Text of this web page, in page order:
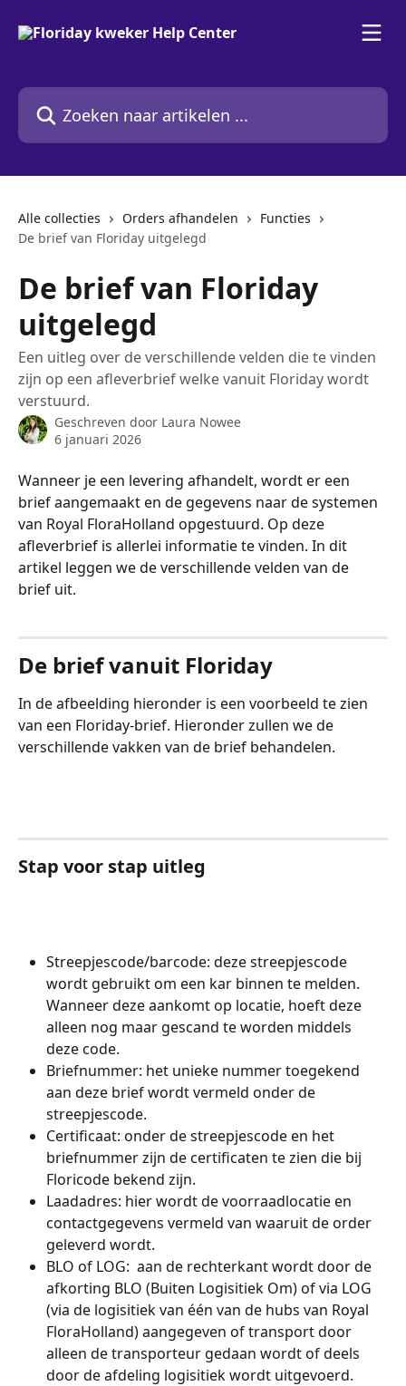
Zoeken naar artikelen ...
Alle collecties Orders afhandelen
Functies
De brief van Floriday uitgelegd
De brief van Floriday
uitgelegd
Een uitleg over de verschillende velden die te vinden
zijn op een afleverbrief welke vanuit Floriday wordt
verstuurd.
Geschreven door Laura Nowee
6 januari 2026
Wanneer je een levering afhandelt, wordt er een
brief aangemaakt en de gegevens naar de systemen
van Royal FloraHolland opgestuurd. Op deze
afleverbrief is allerlei informatie te vinden. In dit
artikel leggen we de verschillende velden van de
brief uit.
De brief vanuit Floriday
In de afbeelding hieronder is een voorbeeld te zien
van een Floriday-brief. Hieronder zullen we de
verschillende vakken van de brief behandelen.
Stap voor stap uitleg
Streepjescode/barcode: deze streepjescode
wordt gebruikt om een kar binnen te melden.
Wanneer deze aankomt op locatie, hoeft deze
alleen nog maar gescand te worden middels
deze code.
Briefnummer: het unieke nummer toegekend
aan deze brief wordt vermeld onder de
streepjescode.
Certificaat: onder de streepjescode en het
briefnummer zijn de certificaten te zien die bij
Floricode bekend zijn.
Laadadres: hier wordt de voorraadlocatie en
contactgegevens vermeld van waaruit de order
geleverd wordt.
BLO of LOG:  aan de rechterkant wordt door de
afkorting BLO (Buiten Logisitiek Om) of via LOG
(via de logisitiek van één van de hubs van Royal
FloraHolland) aangegeven of transport door
alleen de transporteur gedaan wordt of deels
door de afdeling logisitiek wordt uitgevoerd.